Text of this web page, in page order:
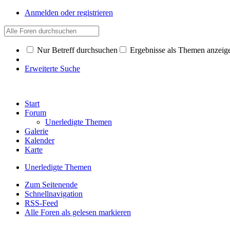
Anmelden oder registrieren
Nur Betreff durchsuchen Ergebnisse als Themen
Erweiterte Suche
Start
Forum
Unerledigte Themen
Galerie
Kalender
Karte
Unerledigte Themen
Zum Seitenende
Schnellnavigation
RSS-Feed
Alle Foren als gelesen markieren